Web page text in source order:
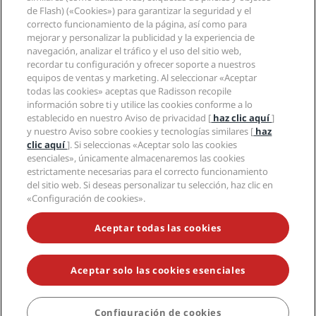
Aplicación de Radisson Hotels
Hoteles Sports Approved
Hoteles ideales para familias
Salud y seguridad
Medios
Empleos en RHG
Empleos en PPHE
Empleos en EHL
The Club by RHG
Oportunidades de desarrollo
Responsabilidad social corporativa
Compras
Centro de privacidad
Aviso legal
Términos y condiciones de Radisson Rewards
Acuerdo de uso del sitio
Accesibilidad digital
Declaración sobre la esclavitud moderna
Ayuda
Avisos al consumidor
Contacto
Preguntas frecuentes
Mapa del sitio
Redes sociales
Marcas de Radisson Hotels
NO TE PIERDAS NUESTRAS OFERTAS MÁS POPULARES
© 2026 Radisson Hotel Group.Todos los derechos reservados. RHG
Radisson Hotel Group, Radisson, Radisson RED, Radisson Blu, Radisson
Collection, Radisson Individuals, Park Plaza, Park Inn, Country Inn &
Suites, Prize by Radisson, Radisson Rewards y Radisson Meetings son
de Flash) («Cookies») para garantizar la seguridad y el
correcto funcionamiento de la página, así como para
mejorar y personalizar la publicidad y la experiencia de
navegación, analizar el tráfico y el uso del sitio web,
recordar tu configuración y ofrecer soporte a nuestros
equipos de ventas y marketing. Al seleccionar «Aceptar
todas las cookies» aceptas que Radisson recopile
información sobre ti y utilice las cookies conforme a lo
establecido en nuestro Aviso de privacidad [ haz clic aquí]
y nuestro Aviso sobre cookies y tecnologías similares [ haz
clic aquí]. Si seleccionas «Aceptar solo las cookies
esenciales», únicamente almacenaremos las cookies
estrictamente necesarias para el correcto funcionamiento
del sitio web. Si deseas personalizar tu selección, haz clic en
«Configuración de cookies».
Aceptar todas las cookies
Aceptar solo las cookies esenciales
Configuración de cookies